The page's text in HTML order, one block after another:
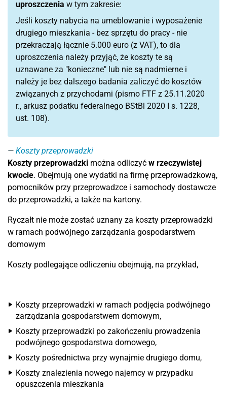
uproszczenia w tym zakresie:
Jeśli koszty nabycia na umeblowanie i wyposażenie
drugiego mieszkania - bez sprzętu do pracy - nie
przekraczają łącznie 5.000 euro (z VAT), to dla
uproszczenia należy przyjąć, że koszty te są
uznawane za "konieczne" lub nie są nadmierne i
należy je bez dalszego badania zaliczyć do kosztów
związanych z przychodami (pismo FTF z 25.11.2020
r., arkusz podatku federalnego BStBl 2020 I s. 1228,
ust. 108).
Koszty przeprowadzki
Koszty przeprowadzki można odliczyć w rzeczywistej
kwocie. Obejmują one wydatki na firmę przeprowadzkową,
pomocników przy przeprowadzce i samochody dostawcze
do przeprowadzki, a także na kartony.
Ryczałt nie może zostać uznany za koszty przeprowadzki
w ramach podwójnego zarządzania gospodarstwem
domowym
Koszty podlegające odliczeniu obejmują, na przykład,
Koszty przeprowadzki w ramach podjęcia podwójnego
zarządzania gospodarstwem domowym,
Koszty przeprowadzki po zakończeniu prowadzenia
podwójnego gospodarstwa domowego,
Koszty pośrednictwa przy wynajmie drugiego domu,
Koszty znalezienia nowego najemcy w przypadku
opuszczenia mieszkania